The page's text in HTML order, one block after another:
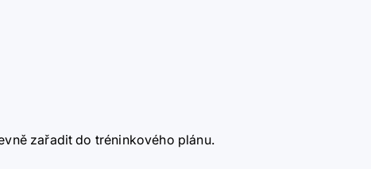
zařadit do tréninkového plánu.